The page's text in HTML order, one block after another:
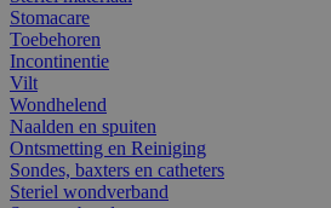
Stomacare
Toebehoren
Incontinentie
Vilt
Wondhelend
Naalden en spuiten
Ontsmetting en Reiniging
Sondes, baxters en catheters
Steriel wondverband